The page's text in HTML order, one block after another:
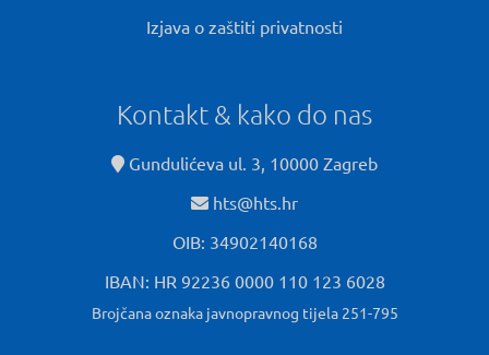
Izjava o zaštiti privatnosti
Kontakt & kako do nas
Gundulićeva ul. 3, 10000 Zagreb
hts@hts.hr
OIB: 34902140168
IBAN: HR 92236 0000 110 123 6028
Brojčana oznaka javnopravnog tijela 251-795